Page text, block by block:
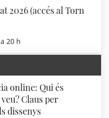
2026 (accés al Torn
20 h
online: Qui és
Claus per
dissenys